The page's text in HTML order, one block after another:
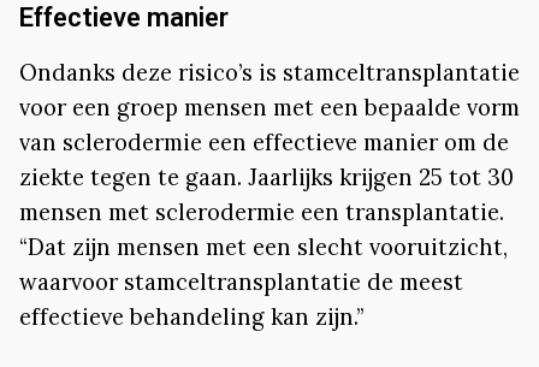
Effectieve manier
Ondanks deze risico’s is stamceltransplantatie
voor een groep mensen met een bepaalde vorm
van sclerodermie een effectieve manier om de
ziekte tegen te gaan. Jaarlijks krijgen 25 tot 30
mensen met sclerodermie een transplantatie.
“Dat zijn mensen met een slecht vooruitzicht,
waarvoor stamceltransplantatie de meest
effectieve behandeling kan zijn.”